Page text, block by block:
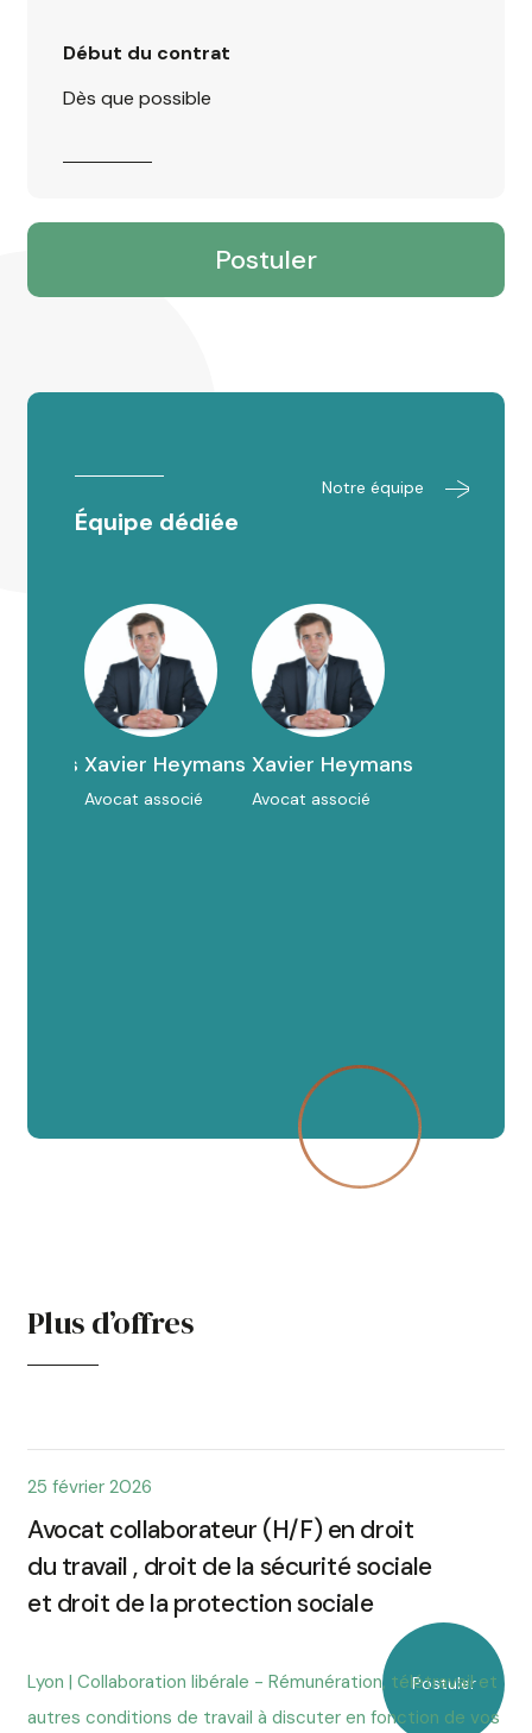
Postuler
Début du contrat
Dès que possible
Équipe dédiée
Notre équipe
Xavier Heymans
Avocat associé
Xavier Heymans
Avocat associé
Plus d’offres
25 février 2026
Avocat collaborateur (H/F) en droit
du travail , droit de la sécurité sociale
et droit de la protection sociale
Postuler
Lyon | Collaboration libérale - Rémunération, télétravail et
autres conditions de travail à discuter en fonction de vos